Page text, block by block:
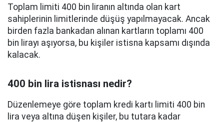
Toplam limiti 400 bin liranın altında olan kart
sahiplerinin limitlerinde düşüş yapılmayacak. Ancak
birden fazla bankadan alınan kartların toplamı 400
bin lirayı aşıyorsa, bu kişiler istisna kapsamı dışında
kalacak.
400 bin lira istisnası nedir?
Düzenlemeye göre toplam kredi kartı limiti 400 bin
lira veya altına düşen kişiler, bu tutara kadar